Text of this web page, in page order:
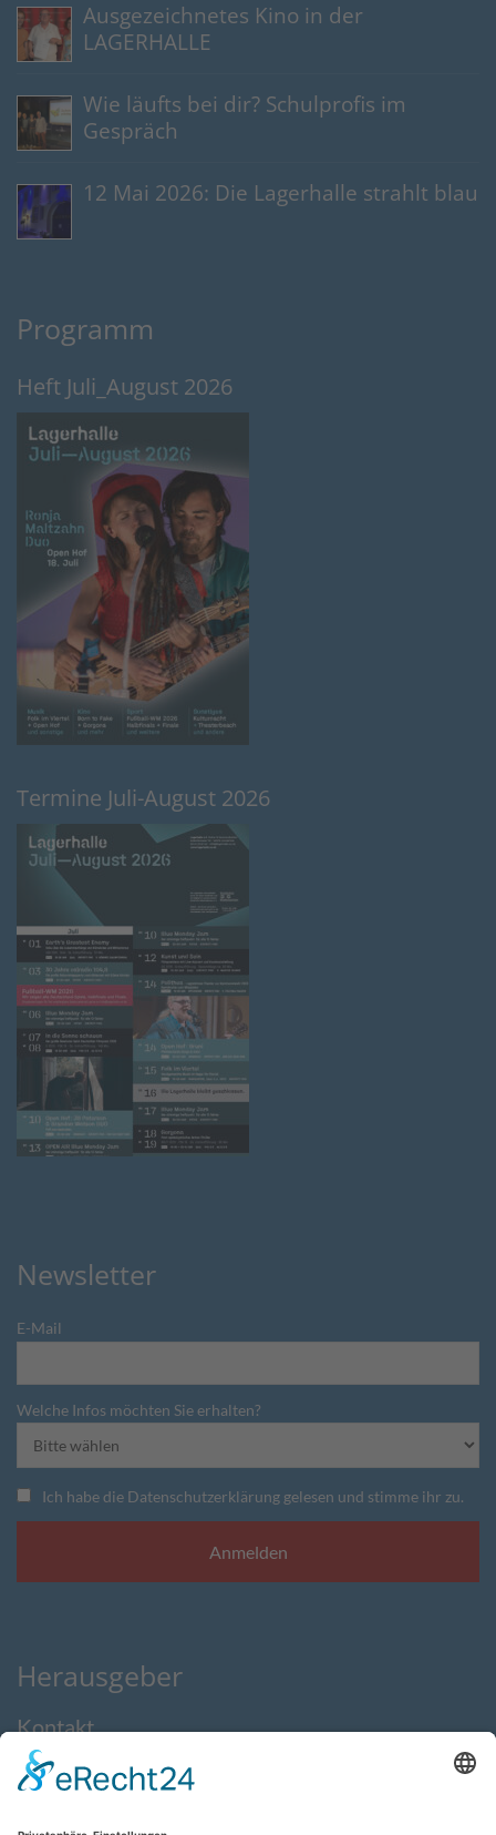
Ausgezeichnetes Kino in der
LAGERHALLE
Wie läufts bei dir? Schulprofis im
Gespräch
12 Mai 2026: Die Lagerhalle strahlt blau
Programm
Heft Juli_August 2026
Termine Juli-August 2026
Newsletter
E-Mail
Welche Infos möchten Sie erhalten?
Ich habe die Datenschutzerklärung gelesen und stimme ihr zu.
Herausgeber
Kontakt
Impressum